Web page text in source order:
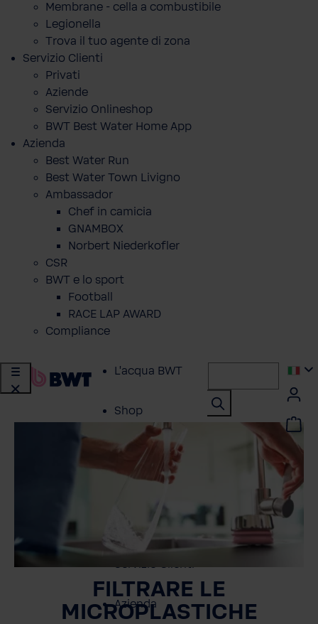
Membrane - cella a combustibile
Legionella
Trova il tuo agente di zona
Servizio Clienti
Privati
Aziende
Servizio Onlineshop
BWT Best Water Home App
Azienda
Best Water Run
Best Water Town Livigno
Ambassador
Chef in camicia
GNAMBOX
Norbert Niederkofler
CSR
BWT e lo sport
Football
RACE LAP AWARD
Compliance
L'acqua BWT
Shop
Soluzioni per
Privati
Soluzioni per
Servizio Clienti
Azienda
FILTRARE LE
MICROPLASTICHE